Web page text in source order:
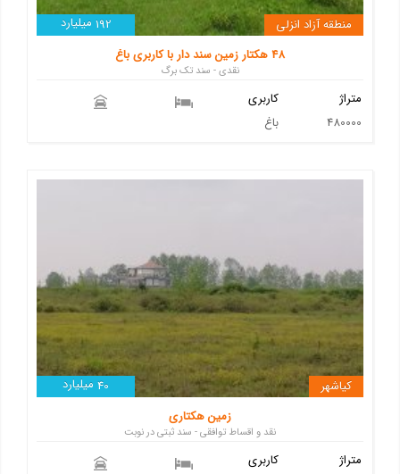
192 میلیارد
منطقه آزاد انزلی
48 هکتار زمین سند دار با کاربری باغ
نقدی - سند تک برگ
کاربری
باغ
متراژ
480000
40 میلیارد
کیاشهر
زمین هکتاری
نقد و اقساط توافقی - سند ثبتی در نوبت
کاربری
متراژ